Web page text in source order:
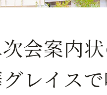
会案内
レイス